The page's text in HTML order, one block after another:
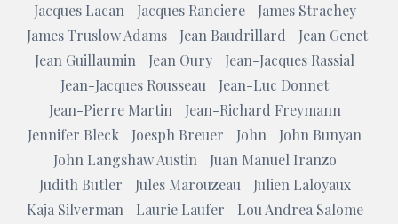
Jacques Lacan
Jacques Ranciere
James Strachey
James Truslow Adams
Jean Baudrillard
Jean Genet
Jean Guillaumin
Jean Oury
Jean-Jacques Rassial
Jean-Jacques Rousseau
Jean-Luc Donnet
Jean-Pierre Martin
Jean-Richard Freymann
Jennifer Bleck
Joesph Breuer John
John Bunyan
John Langshaw Austin
Juan Manuel Iranzo
Judith Butler
Jules Marouzeau
Julien Laloyaux
Kaja Silverman
Laurie Laufer
Lou Andrea Salome